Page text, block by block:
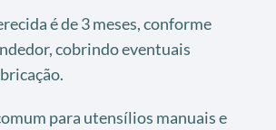
é de 3 meses, conforme
cobrindo eventuais
para utensílios manuais e